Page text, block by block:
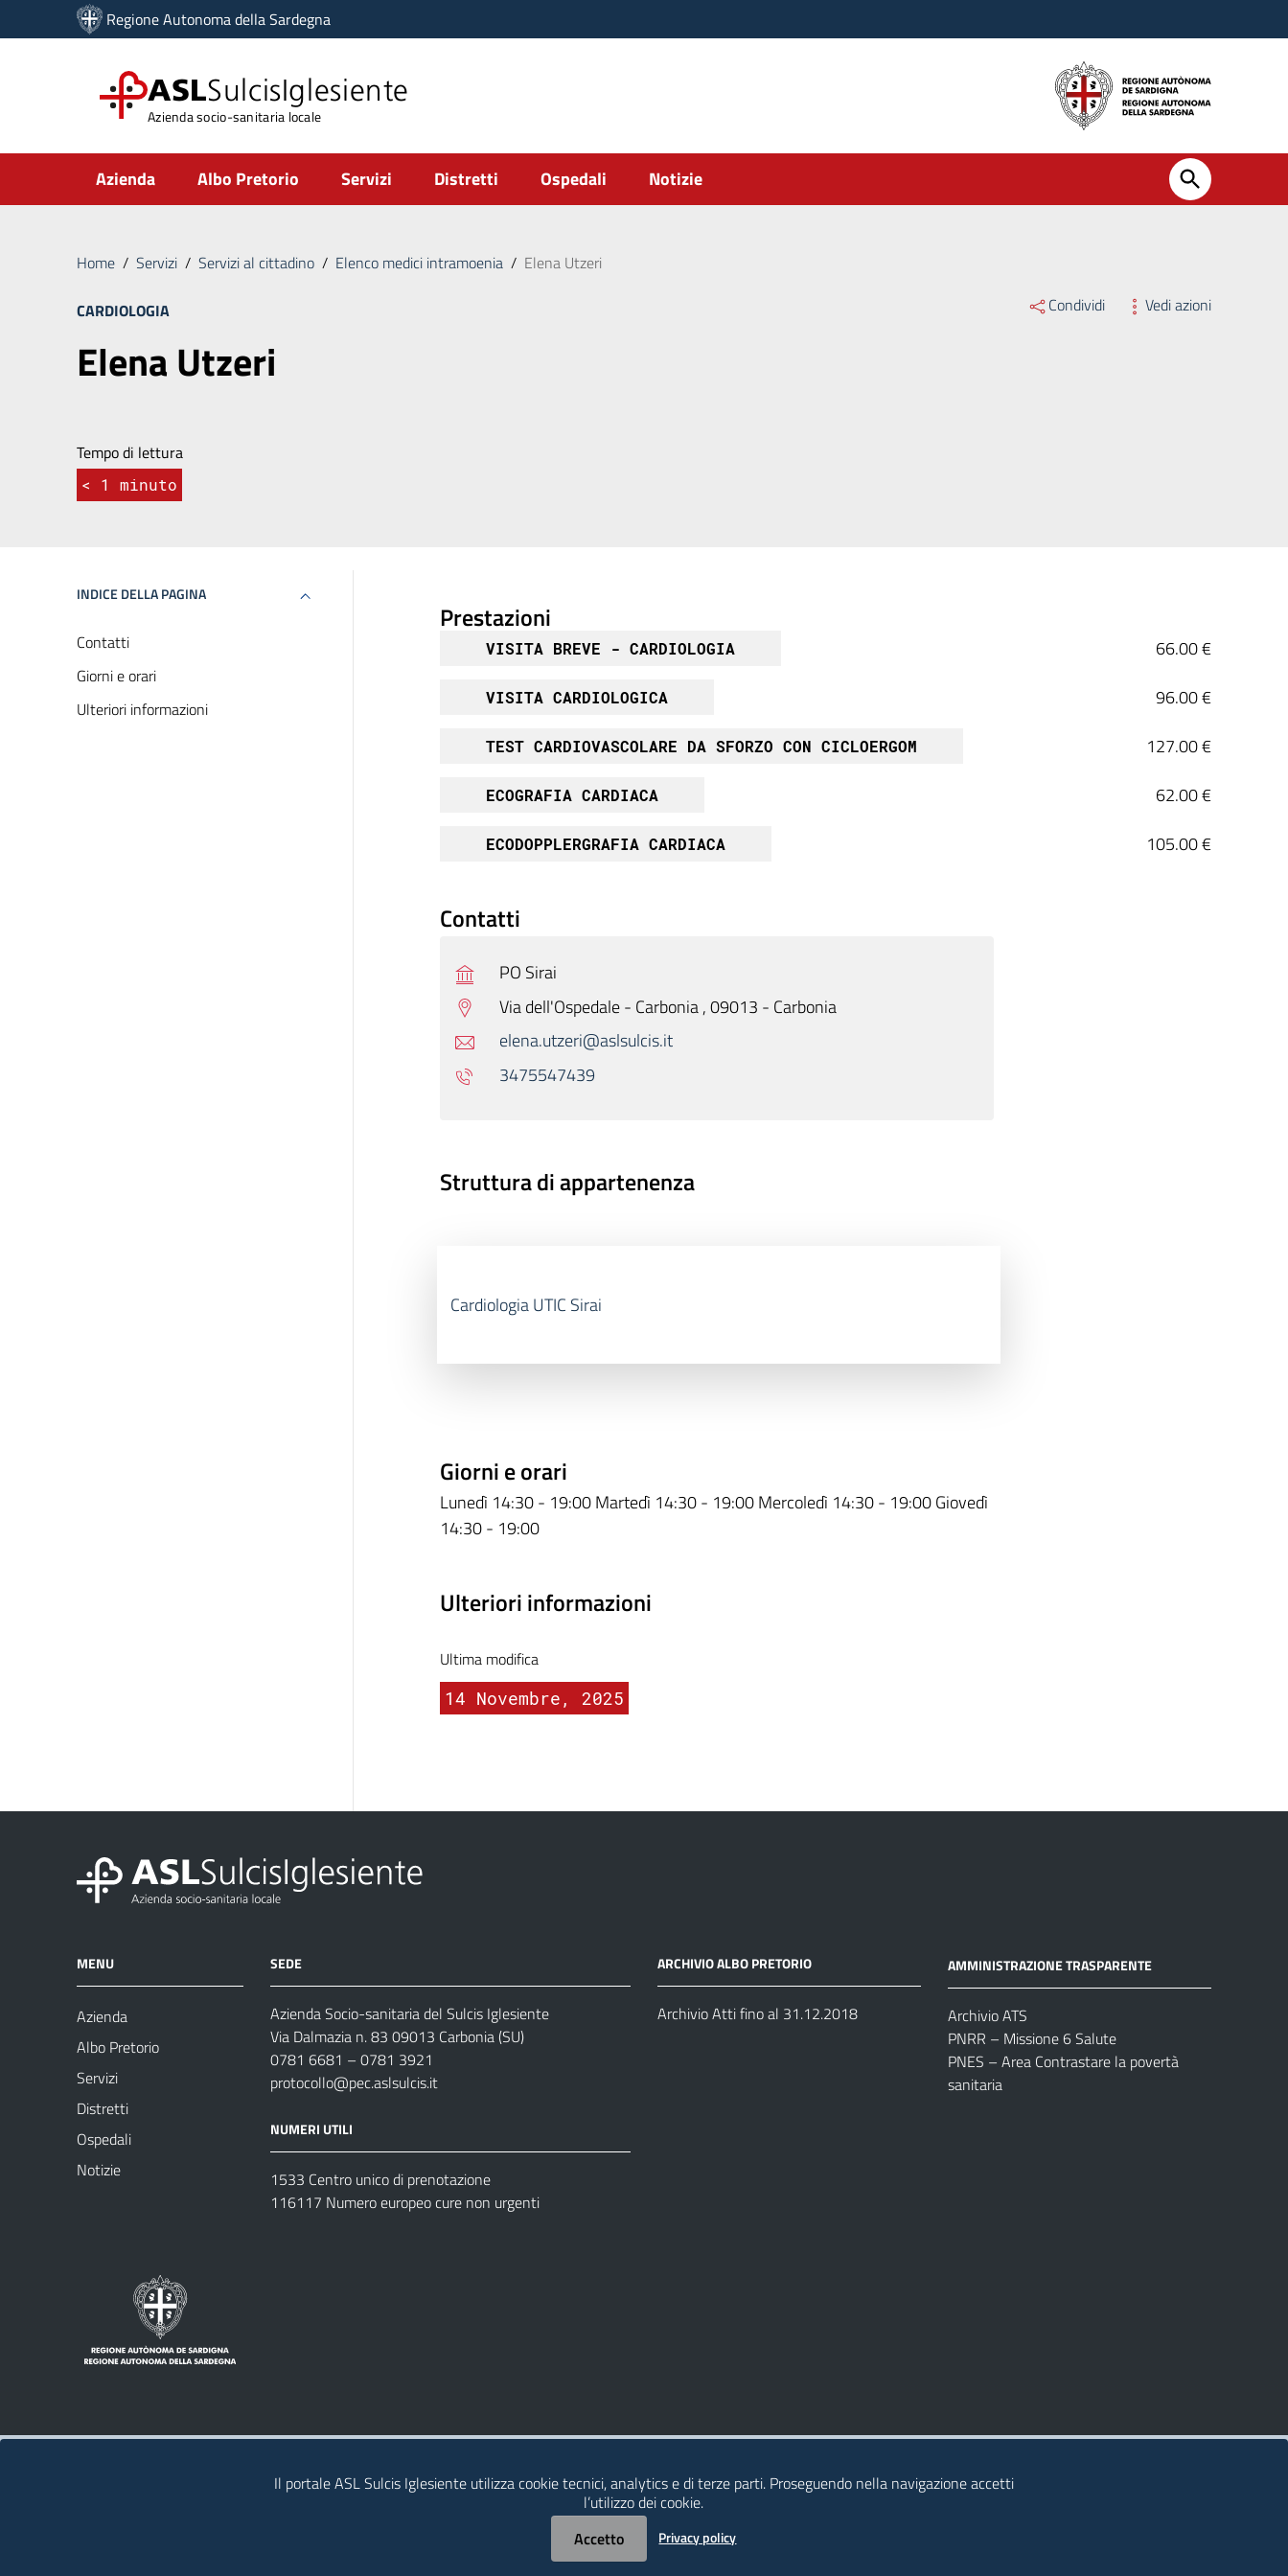
Vai ai contenuti
Vai al menu di navigazione
Regione Autonoma della Sardegna
ASLSulcisIglesiente
Azienda socio-sanitaria locale
Submenu
Azienda Albo Pretorio Servizi Distretti Ospedali Notizie
Home / Servizi / Servizi al cittadino / Elenco medici intramoenia / Elena Utzeri
CARDIOLOGIA
Elena Utzeri
Condividi Vedi azioni
Tempo di lettura
< 1 minuto
INDICE DELLA PAGINA
Contatti
Giorni e orari
Ulteriori informazioni
Prestazioni
VISITA BREVE - CARDIOLOGIA 66.00 €
VISITA CARDIOLOGICA 96.00 €
TEST CARDIOVASCOLARE DA SFORZO CON CICLOERGOM 127.00 €
ECOGRAFIA CARDIACA 62.00 €
ECODOPPLERGRAFIA CARDIACA 105.00 €
Contatti
PO Sirai
Via dell'Ospedale - Carbonia , 09013 - Carbonia
elena.utzeri@aslsulcis.it
3475547439
Struttura di appartenenza
Cardiologia UTIC Sirai
Giorni e orari
Lunedì 14:30 - 19:00 Martedì 14:30 - 19:00 Mercoledì 14:30 - 19:00 Giovedì
14:30 - 19:00
Ulteriori informazioni
Ultima modifica
14 Novembre, 2025
MENU
Azienda
Albo Pretorio
Servizi
Distretti
Ospedali
Notizie
SEDE
Azienda Socio-sanitaria del Sulcis Iglesiente
Via Dalmazia n. 83 09013 Carbonia (SU)
0781 6681 – 0781 3921
protocollo@pec.aslsulcis.it
NUMERI UTILI
1533 Centro unico di prenotazione
116117 Numero europeo cure non urgenti
ARCHIVIO ALBO PRETORIO
Archivio Atti fino al 31.12.2018
AMMINISTRAZIONE TRASPARENTE
Archivio ATS
PNRR – Missione 6 Salute
PNES – Area Contrastare la povertà
sanitaria
Il portale ASL Sulcis Iglesiente utilizza cookie tecnici, analytics e di terze parti. Proseguendo nella navigazione accetti
l’utilizzo dei cookie.
Accetto
Privacy policy